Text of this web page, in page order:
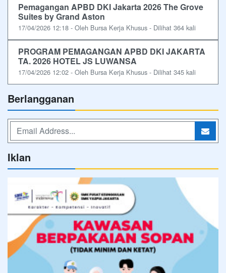
Pemagangan APBD DKI Jakarta 2026 The Grove
Suites by Grand Aston
17/04/2026 12:18 - Oleh Bursa Kerja Khusus - Dilihat 364 kali
PROGRAM PEMAGANGAN APBD DKI JAKARTA
TA. 2026 HOTEL JS LUWANSA
17/04/2026 12:02 - Oleh Bursa Kerja Khusus - Dilihat 345 kali
Berlangganan
Iklan